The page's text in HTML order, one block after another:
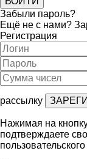
Забыли пароль?
Ещё не с нами?
Регистрация
рассылку
Нажимая на
подтверждаете